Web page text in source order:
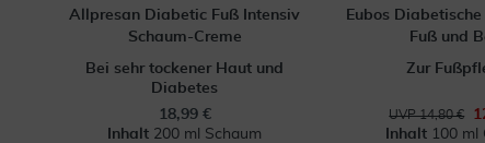
Allpresan Diabetic Fuß Intensiv
Schaum-Creme
Bei sehr tockener Haut und
Diabetes
18,99 €
Inhalt 200 ml Schaum
Eubos
Fuß und
Zur
UVP 14,80 €
Inhalt 100 ml